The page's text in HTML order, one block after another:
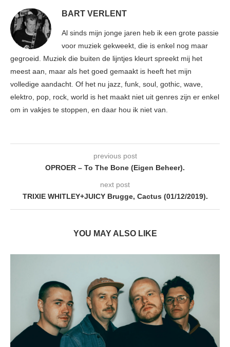
BART VERLENT
Al sinds mijn jonge jaren heb ik een grote passie
voor muziek gekweekt, die is enkel nog maar
gegroeid. Muziek die buiten de lijntjes kleurt spreekt mij het
meest aan, maar als het goed gemaakt is heeft het mijn
volledige aandacht. Of het nu jazz, funk, soul, gothic, wave,
elektro, pop, rock, world is het maakt niet uit genres zijn er enkel
om in vakjes te stoppen, en daar hou ik niet van.
previous post
OPROER – To The Bone (Eigen Beheer).
next post
TRIXIE WHITLEY+JUICY Brugge, Cactus (01/12/2019).
YOU MAY ALSO LIKE